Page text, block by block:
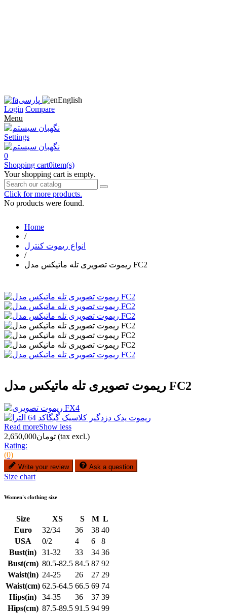
پارسی
English
Login Compare
Menu
Settings
0
Shopping cart0item(s)
Your shopping cart is empty.
Click for more products.
No products were found.
Home
/
انواع ریموت کنترل
/
ریموت تصویری تله ماتیکس مدل FC2
ریموت تصویری تله ماتیکس مدل FC2
Read moreShow less
تومان2,650,000 (tax excl.)
Rating:
(0)
Write your review Ask a question
Size chart
Women's clothing size
Size XS S M L
Euro
32/34 36 38 40
USA
0/2 4 6
8
Bust(in)
31-32 33 34 36
Bust(cm) 80.5-82.5 84.5 87 92
Waist(in) 24-25 26 27 29
Waist(cm) 62.5-64.5 66.5 69 74
Hips(in)
34-35 36 37 39
Hips(cm) 87.5-89.5 91.5 94 99